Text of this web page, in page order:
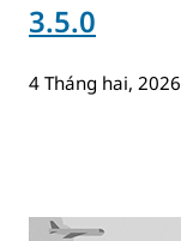
3.5.0
4 Tháng hai, 2026